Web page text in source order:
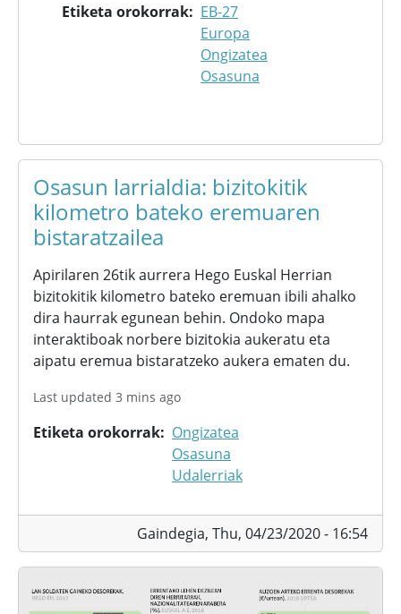
Etiketa orokorrak
EB-27
Europa
Ongizatea
Osasuna
Osasun larrialdia: bizitokitik
kilometro bateko eremuaren
bistaratzailea
Apirilaren 26tik aurrera Hego Euskal Herrian
bizitokitik kilometro bateko eremuan ibili ahalko
dira haurrak egunean behin. Ondoko mapa
interaktiboak norbere bizitokia aukeratu eta
aipatu eremua bistaratzeko aukera ematen du.
Last updated 3 mins ago
Etiketa orokorrak
Ongizatea
Osasuna
Udalerriak
Gaindegia, Thu, 04/23/2020 - 16:54